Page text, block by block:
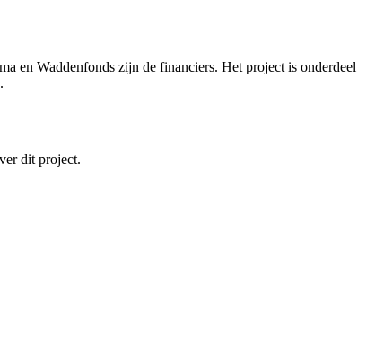
en Waddenfonds zijn de financiers. Het project is onderdeel
dit project.